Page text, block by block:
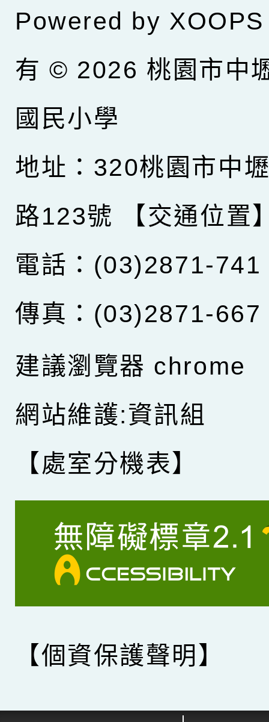
Powered by XOOPS
有 © 2026 桃園市中
國民小學
地址：320桃園市中
路123號
【交通位置
電話：(03)2871-741
傳真：(03)2871-667
建議瀏覽器 chrome
網站維護:資訊組
【處室分機表】
【個資保護聲明】